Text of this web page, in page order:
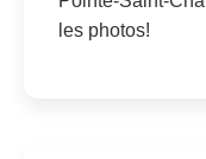
les photos!